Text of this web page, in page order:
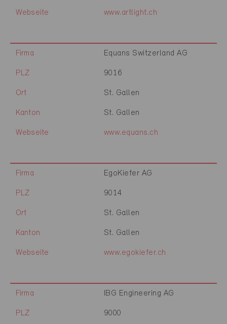
Webseite www.artlight.ch
Firma Equans Switzerland AG
PLZ 9016
Ort St. Gallen
Kanton St. Gallen
Webseite www.equans.ch
Firma EgoKiefer AG
PLZ 9014
Ort St. Gallen
Kanton St. Gallen
Webseite www.egokiefer.ch
Firma IBG Engineering AG
PLZ 9000